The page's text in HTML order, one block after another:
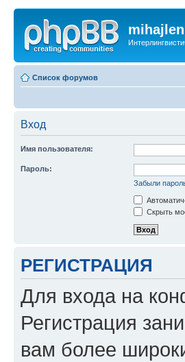
Список форумов
Вход
Имя пользователя:
Пароль:
Забыли
Скрыть
РЕГИСТРАЦИЯ
Для входа на
Регистрация
вам более